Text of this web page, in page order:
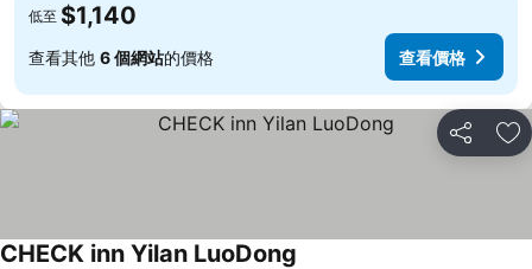
低至 $1,140
查看其他 6 個網站的價格 查看價格
分享 加
CHECK inn Yilan LuoDong